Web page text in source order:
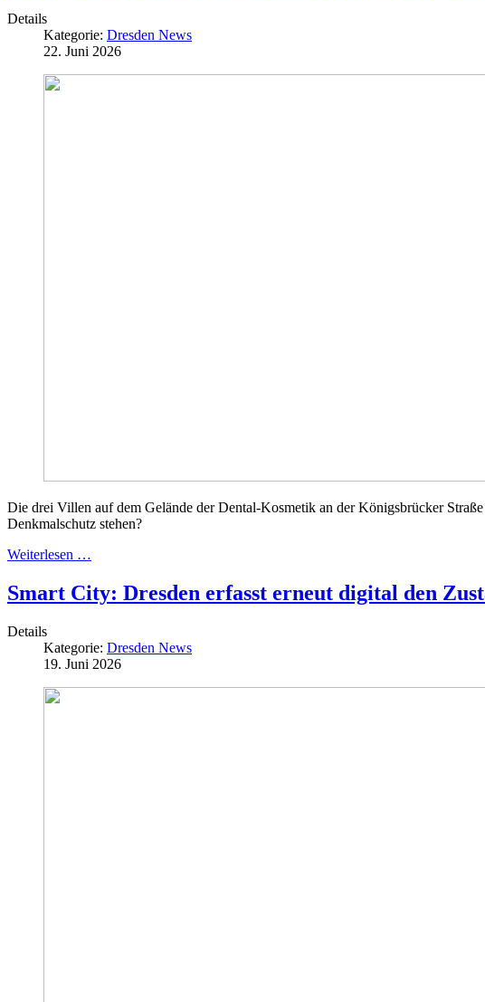
Details
Kategorie: Dresden News
22. Juni 2026
Die drei Villen auf dem Gelände der Dental-Kosmetik an der Königsbrücker
Denkmalschutz stehen?
Weiterlesen …
Smart City: Dresden erfasst erneut digital den
Details
Kategorie: Dresden News
19. Juni 2026